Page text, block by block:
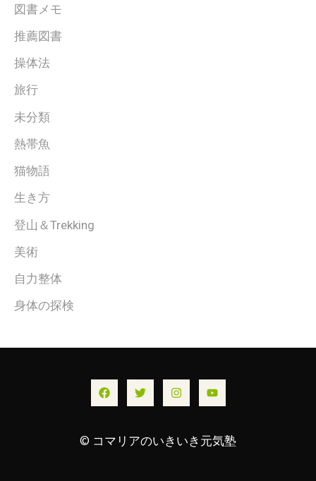
図書メモ
推薦図書
操体法
旅行
未分類
熱帯魚
猫物語
生き方
登山＆Trekking
美術
自力整体
身体の探検
© コマリアのいきいき元気塾